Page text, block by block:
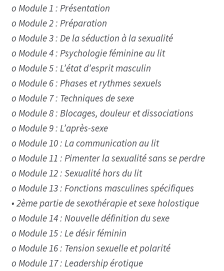
o Module 1 : Présentation
o Module 2 : Préparation
o Module 3 : De la séduction à la sexualité
o Module 4 : Psychologie féminine au lit
o Module 5 : L’état d’esprit masculin
o Module 6 : Phases et rythmes sexuels
o Module 7 : Techniques de sexe
o Module 8 : Blocages, douleur et dissociations
o Module 9 : L’après-sexe
o Module 10 : La communication au lit
o Module 11 : Pimenter la sexualité sans se perdre
o Module 12 : Sexualité hors du lit
o Module 13 : Fonctions masculines spécifiques
• 2ème partie de sexothérapie et sexe holostique
o Module 14 : Nouvelle définition du sexe
o Module 15 : Le désir féminin
o Module 16 : Tension sexuelle et polarité
o Module 17 : Leadership érotique